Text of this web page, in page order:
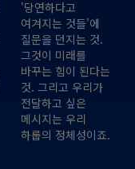
'당연하다고
여겨지는 것들'에
질문을 던지는 것.
그것이 미래를
바꾸는 힘이 된다는
것. 그리고 우리가
전달하고 싶은
메시지는 우리
하룹의 정체성이죠.